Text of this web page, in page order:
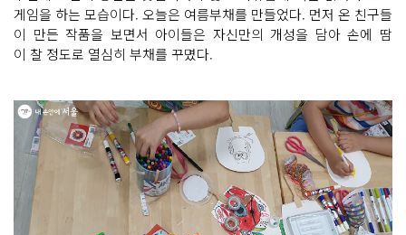
게임을 하는 모습이다. 오늘은 여름부채를 만들었다. 먼저 온 친구들
이 만든 작품을 보면서 아이들은 자신만의 개성을 담아 손에 땀
이 찰 정도로 열심히 부채를 꾸몄다.